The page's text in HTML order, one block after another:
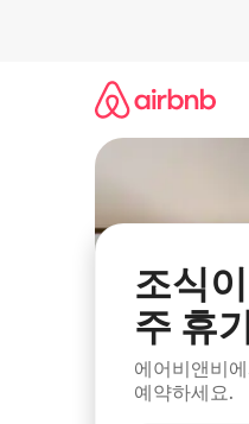
조식
주 휴
에어비앤비
예약하세요.